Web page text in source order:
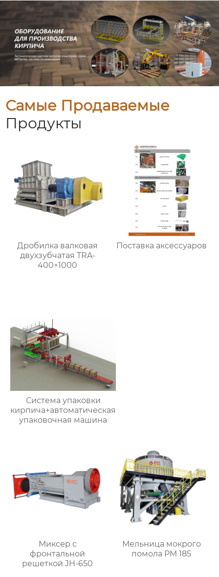
Самые Продаваемые
Продукты
Дробилка валковая
двухзубчатая TRA-
400×1000
Поставка аксессуаров
Система упаковки
кирпича+автоматическая
упаковочная машина
Миксер с
фронтальной
решеткой JH-650
Мельница мокрого
помола PM 185